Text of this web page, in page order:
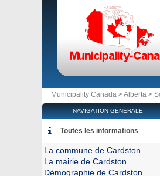
Municipality Canada >Alberta >
NAVIGATION GÉNÉRALE
Toutes les informations
La commune de Cardston
La mairie de Cardston
Démographie de Cardston